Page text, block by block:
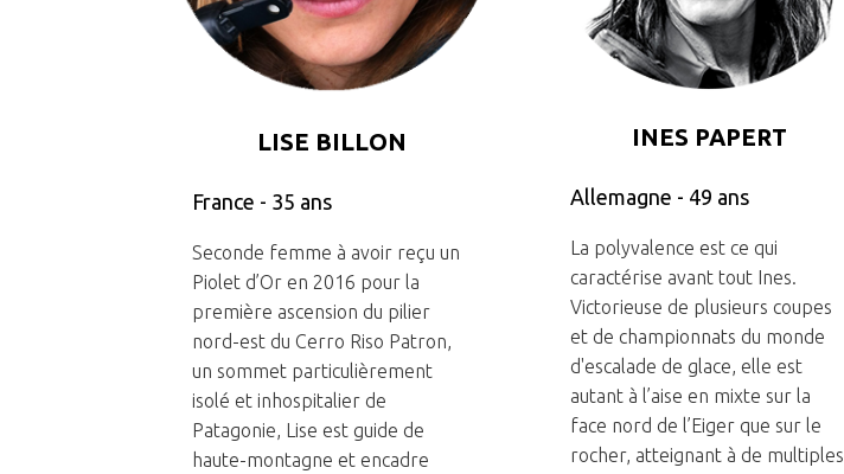
LISE BILLON
France - 35 ans
Seconde femme à avoir reçu un
Piolet d’Or en 2016 pour la
première ascension du pilier
nord-est du Cerro Riso Patron,
un sommet particulièrement
isolé et inhospitalier de
Patagonie, Lise est guide de
haute-montagne et encadre
INES PAPERT
Allemagne - 49 ans
La polyvalence est ce qui
caractérise avant tout Ines.
Victorieuse de plusieurs coupes
et de championnats du monde
d'escalade de glace, elle est
autant à l’aise en mixte sur la
face nord de l’Eiger que sur le
rocher, atteignant à de multiples